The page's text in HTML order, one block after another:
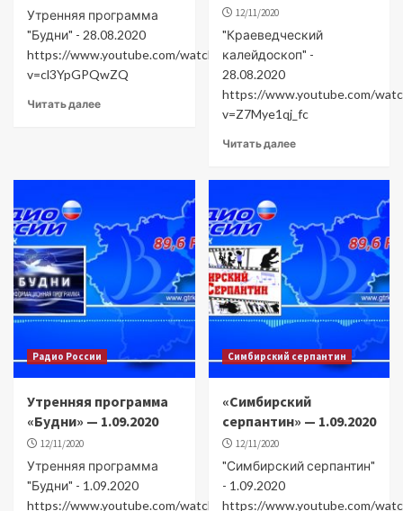
Утренняя программа
"Будни" - 28.08.2020
https://www.youtube.com/watch?
v=cl3YpGPQwZQ
Читать далее
12/11/2020
"Краеведческий
калейдоскоп" -
28.08.2020
https://www.youtube.com/
v=Z7Mye1qj_fc
Читать далее
Радио России
Утренняя программа
«Будни» — 1.09.2020
12/11/2020
Утренняя программа
"Будни" - 1.09.2020
https://www.youtube.com/watch?
Симбирский серпантин
«Симбирский
серпантин» — 1.09.2020
12/11/2020
"Симбирский серпантин"
- 1.09.2020
https://www.youtube.com/